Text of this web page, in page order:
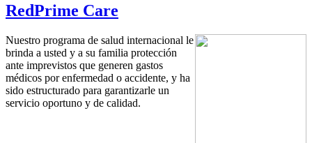
RedPrime Care
Nuestro programa de salud internacional le
brinda a usted y a su familia protección
ante imprevistos que generen gastos
médicos por enfermedad o accidente, y ha
sido estructurado para garantizarle un
servicio oportuno y de calidad.